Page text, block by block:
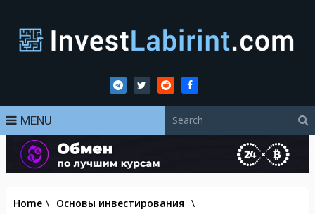
MENU
Home \ Основы инвестирования \